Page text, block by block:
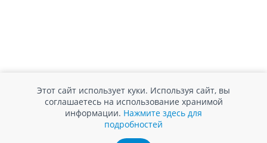
Этот сайт использует куки. Используя сайт, вы
соглашаетесь на использование хранимой
информации. Нажмите здесь для
подробностей